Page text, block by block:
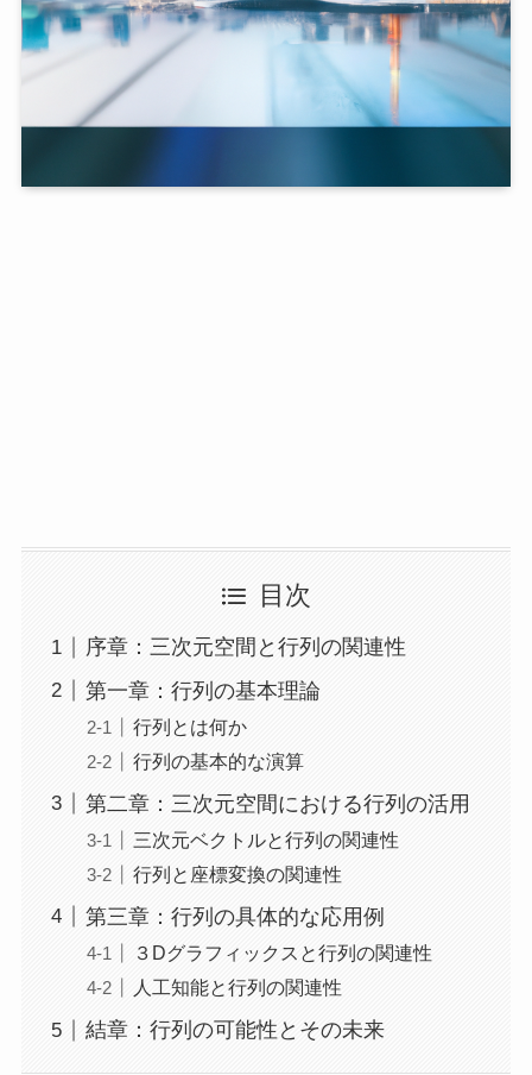
目次
序章：三次元空間と行列の関連性
第一章：行列の基本理論
行列とは何か
行列の基本的な演算
第二章：三次元空間における行列の活用
三次元ベクトルと行列の関連性
行列と座標変換の関連性
第三章：行列の具体的な応用例
３Dグラフィックスと行列の関連性
人工知能と行列の関連性
結章：行列の可能性とその未来